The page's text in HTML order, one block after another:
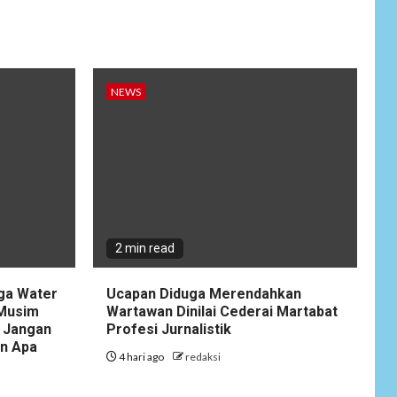
NEWS
Soal Dugaan
Tenaga Ahli Fiktif,
KPK Diminta
Pemprov Banten
Water
Apa
NEWS
2 min read
Ucapan Diduga Merendahkan
Wartawan Dinilai Cederai Martabat
Profesi Jurnalistik
4 hari ago redaksi